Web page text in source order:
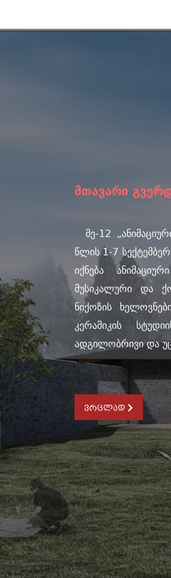
მთავარი
მე-12
წლის 1-7
იქნება
მუსიკალური და
ნიქოზის
კერამიკის
ადგილობრივი და
ვრცლად